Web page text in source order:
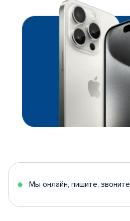
Мы онлайн, пишите, звоните